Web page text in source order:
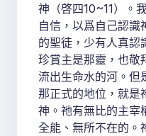
神（啓四10~11）。
自信，以爲自己認識
的聖徒，少有人真認
珍賞主是那靈，也敬
流出生命水的河。但
那正式的地位，就是
神。祂有無比的主宰
全能、無所不在的。